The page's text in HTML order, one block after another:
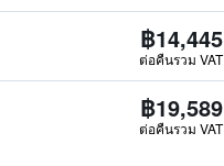
฿14,445
ต่อคืนรวม VAT
฿19,589
ต่อคืนรวม VAT